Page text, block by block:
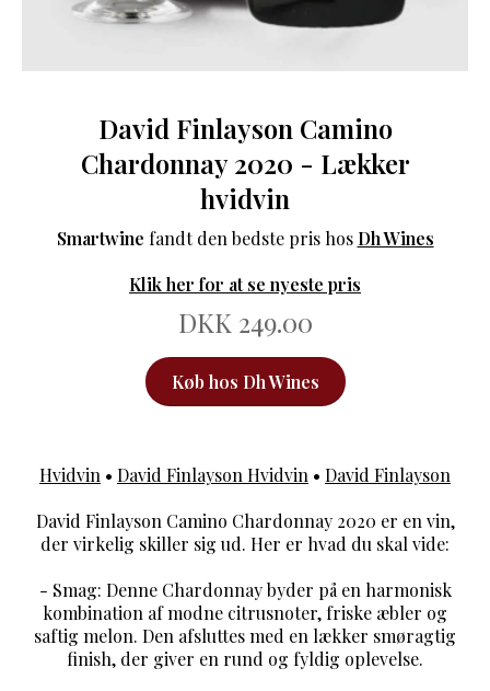
David Finlayson Camino
Chardonnay 2020 - Lækker
hvidvin
Smartwine fandt den bedste pris hos Dh Wines
Klik her for at se nyeste pris
DKK 249.00
Køb hos Dh Wines
Hvidvin • David Finlayson Hvidvin • David Finlayson
David Finlayson Camino Chardonnay 2020 er en vin,
der virkelig skiller sig ud. Her er hvad du skal vide:
- Smag: Denne Chardonnay byder på en harmonisk
kombination af modne citrusnoter, friske æbler og
saftig melon. Den afsluttes med en lækker smøragtig
finish, der giver en rund og fyldig oplevelse.